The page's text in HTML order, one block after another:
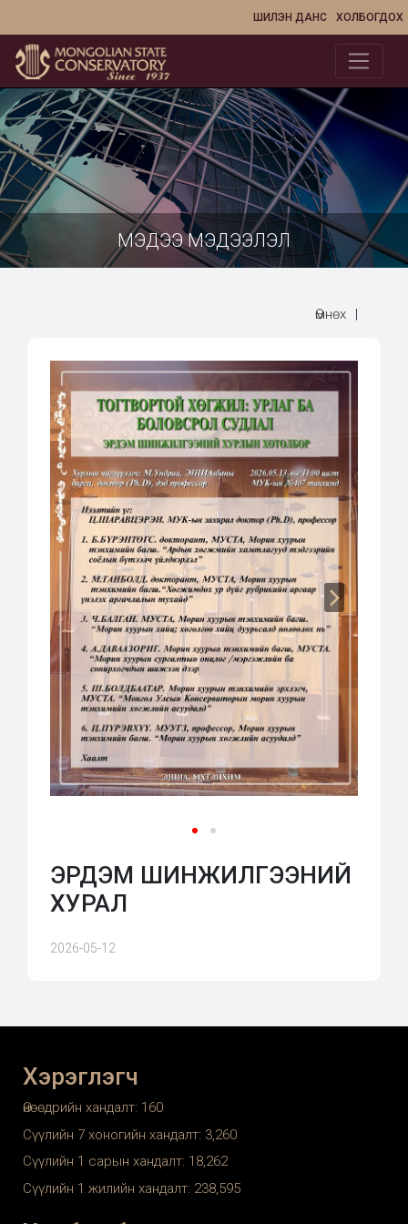
ХОЛБОГДОХ
ШИЛЭН ДАНС
МЭДЭЭ МЭДЭЭЛЭЛ
Өмнөх |
ЭРДЭМ ШИНЖИЛГЭЭНИЙ
ХУРАЛ
2026-05-12
Хэрэглэгч
Өнөөдрийн хандалт: 160
Сүүлийн 7 хоногийн хандалт: 3,260
Сүүлийн 1 сарын хандалт: 18,262
Сүүлийн 1 жилийн хандалт: 238,595